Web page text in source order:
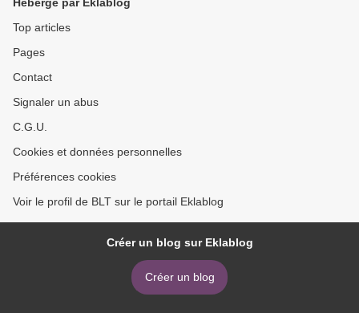
Top articles
Pages
Contact
Signaler un abus
C.G.U.
Cookies et données personnelles
Préférences cookies
Voir le profil de BLT sur le portail Eklablog
Créer un blog sur Eklablog
Créer un blog